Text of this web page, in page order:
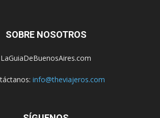
SOBRE NOSOTROS
LaGuiaDeBuenosAires.com
info@theviajeros.com